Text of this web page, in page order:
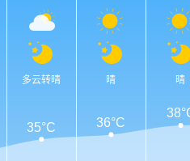
多云转晴 晴 晴
35°C 36°C